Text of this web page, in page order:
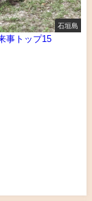
石垣島
事トップ15